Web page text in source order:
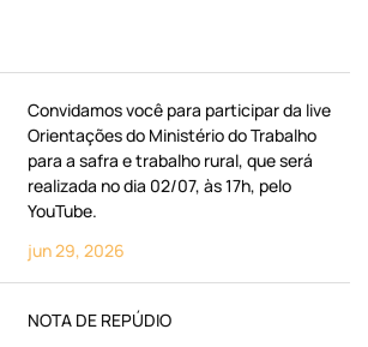
Convidamos você para participar da live
Orientações do Ministério do Trabalho
para a safra e trabalho rural, que será
realizada no dia 02/07, às 17h, pelo
YouTube.
jun 29, 2026
NOTA DE REPÚDIO